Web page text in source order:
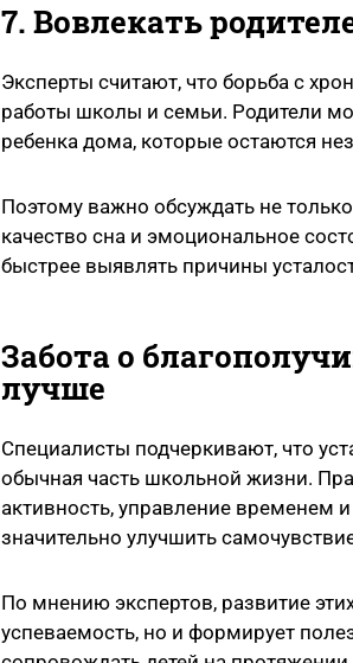
7. Вовлекать
Эксперты считают, что борьба с
работы школы и семьи. Родители
ребенка дома, которые остаются
Поэтому важно обсуждать не
качество сна и эмоциональное
быстрее выявлять причины
Забота о
лучше
Специалисты подчеркивают, что
обычная часть школьной жизни.
активность, управление временем
значительно улучшить
По мнению экспертов, развитие
успеваемость, но и формирует